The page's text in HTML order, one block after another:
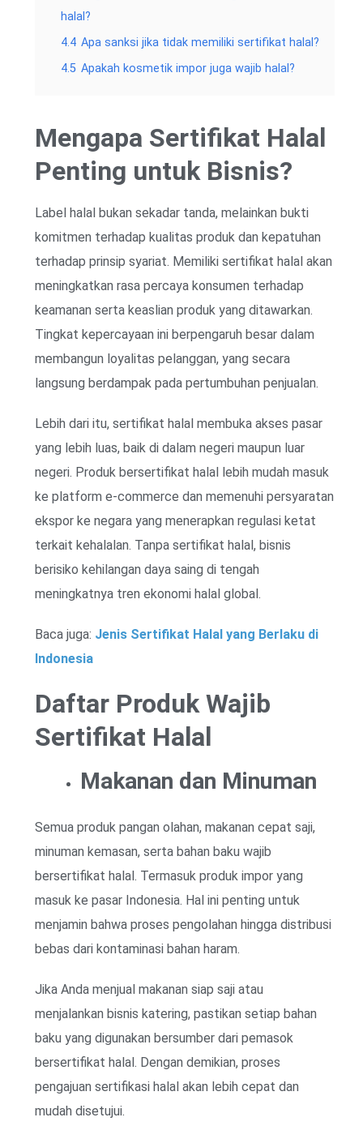
halal?
4.4 Apa sanksi jika tidak memiliki sertifikat halal?
4.5 Apakah kosmetik impor juga wajib halal?
Mengapa Sertifikat Halal
Penting untuk Bisnis?
Label halal bukan sekadar tanda, melainkan bukti
komitmen terhadap kualitas produk dan kepatuhan
terhadap prinsip syariat. Memiliki sertifikat halal akan
meningkatkan rasa percaya konsumen terhadap
keamanan serta keaslian produk yang ditawarkan.
Tingkat kepercayaan ini berpengaruh besar dalam
membangun loyalitas pelanggan, yang secara
langsung berdampak pada pertumbuhan penjualan.
Lebih dari itu, sertifikat halal membuka akses pasar
yang lebih luas, baik di dalam negeri maupun luar
negeri. Produk bersertifikat halal lebih mudah masuk
ke platform e-commerce dan memenuhi persyaratan
ekspor ke negara yang menerapkan regulasi ketat
terkait kehalalan. Tanpa sertifikat halal, bisnis
berisiko kehilangan daya saing di tengah
meningkatnya tren ekonomi halal global.
Baca juga: Jenis Sertifikat Halal yang Berlaku di
Indonesia
Daftar Produk Wajib
Sertifikat Halal
Makanan dan Minuman
Semua produk pangan olahan, makanan cepat saji,
minuman kemasan, serta bahan baku wajib
bersertifikat halal. Termasuk produk impor yang
masuk ke pasar Indonesia. Hal ini penting untuk
menjamin bahwa proses pengolahan hingga distribusi
bebas dari kontaminasi bahan haram.
Jika Anda menjual makanan siap saji atau
menjalankan bisnis katering, pastikan setiap bahan
baku yang digunakan bersumber dari pemasok
bersertifikat halal. Dengan demikian, proses
pengajuan sertifikasi halal akan lebih cepat dan
mudah disetujui.